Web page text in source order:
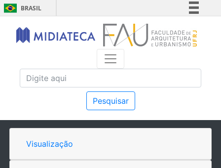
BRASIL
Simplifique!
Comunica BR
Acesso à informação
Pesquisar
Visualização